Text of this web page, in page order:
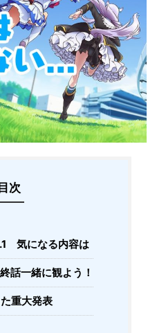
次
気になる内容は
話一緒に観よう！
重大発表